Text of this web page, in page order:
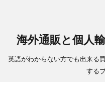
海外通販と個人
英語がわからない方でも出来る
する